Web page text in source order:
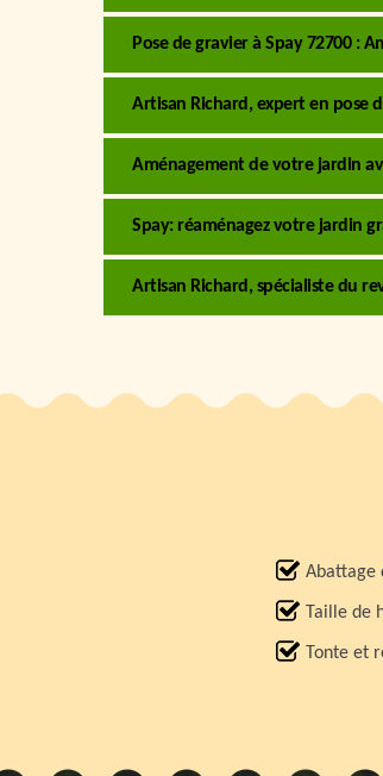
Pose de gravier à Spay 72700 :
Artisan Richard, expert en pose
Aménagement de votre jardin
Spay: réaménagez votre jardin
Artisan Richard, spécialiste du
Abattage
Taille de
Tonte et